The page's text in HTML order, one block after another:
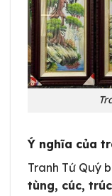
Ý nghĩa của
Tranh Tứ Quý
tùng, cúc,